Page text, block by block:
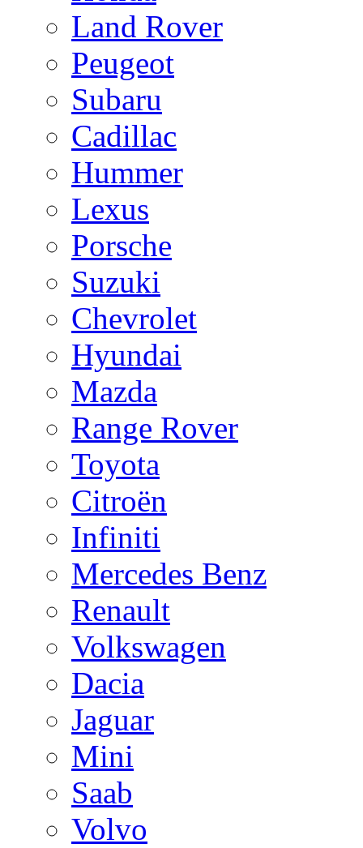
Land Rover
Peugeot
Subaru
Cadillac
Hummer
Lexus
Porsche
Suzuki
Chevrolet
Hyundai
Mazda
Range Rover
Toyota
Citroën
Infiniti
Mercedes Benz
Renault
Volkswagen
Dacia
Jaguar
Mini
Saab
Volvo